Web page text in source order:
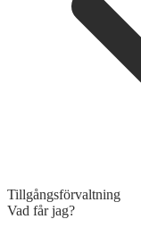
Tillgångsförvaltning
Vad får jag?